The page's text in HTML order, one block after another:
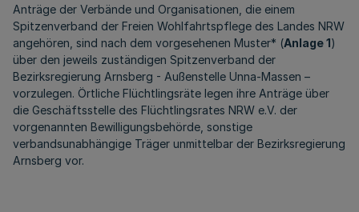
Anträge der Verbände und Organisationen, die einem
Spitzenverband der Freien Wohlfahrtspflege des Landes NRW
angehören, sind nach dem vorgesehenen Muster* (Anlage 1)
über den jeweils zuständigen Spitzenverband der
Bezirksregierung Arnsberg - Außenstelle Unna-Massen –
vorzulegen. Örtliche Flüchtlingsräte legen ihre Anträge über
die Geschäftsstelle des Flüchtlingsrates NRW e.V. der
vorgenannten Bewilligungsbehörde, sonstige
verbandsunabhängige Träger unmittelbar der Bezirksregierung
Arnsberg vor.